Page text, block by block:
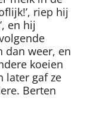
riep hij
en hij
dan weer, en
koeien
later gaf ze
Berten